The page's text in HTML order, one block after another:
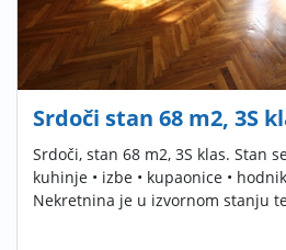
Srdoči stan 68 m2, 3S
Srdoči, stan 68 m2, 3S klas. Stan
kuhinje • izbe • kupaonice •
Nekretnina je u izvornom stanju